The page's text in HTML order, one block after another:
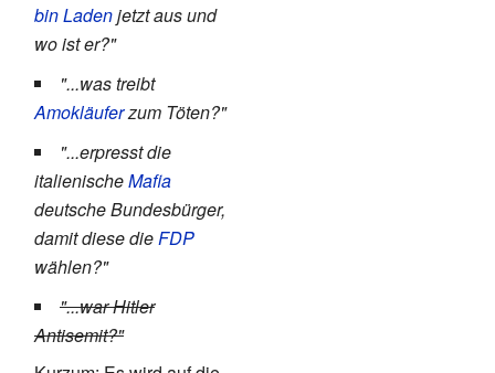
bin Ladenjetzt aus und
wo ist er?"
"...was treibt
Amokläuferzum Töten?"
"...erpresst die
italienischeMafia
deutsche Bundesbürger,
damit diese dieFDP
wählen?"
"...war Hitler
Antisemit?"